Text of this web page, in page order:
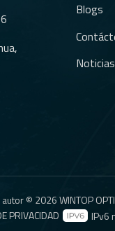
Blogs
Noticias
© 2026 WINTOP
PRIVACIDAD IPv6